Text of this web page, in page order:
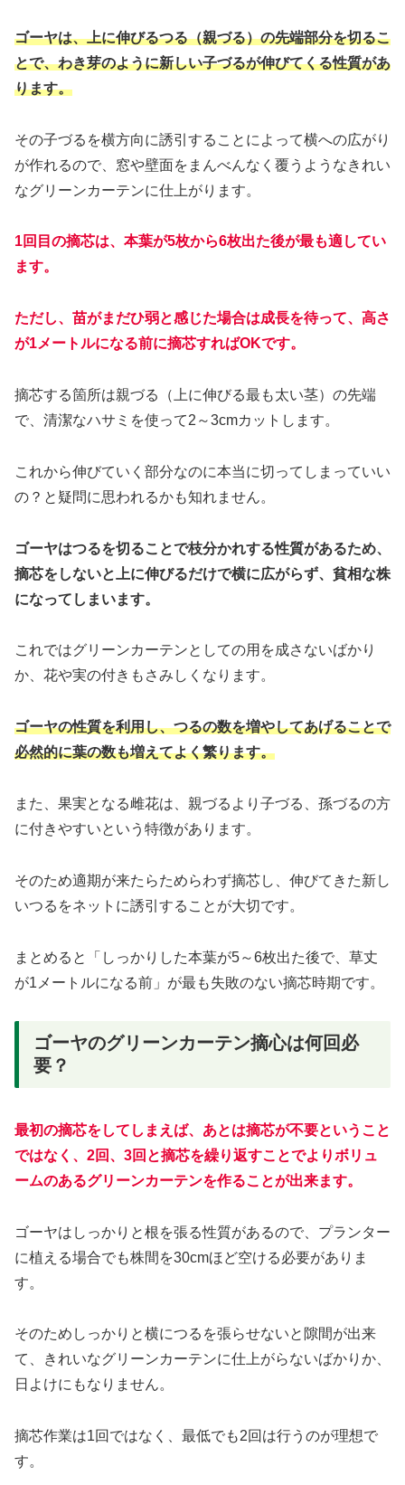
ゴーヤは、上に伸びるつる（親づる）の先端部分を切るこ
とで、わき芽のように新しい子づるが伸びてくる性質があ
ります。
その子づるを横方向に誘引することによって横への広がり
が作れるので、窓や壁面をまんべんなく覆うようなきれい
なグリーンカーテンに仕上がります。
1回目の摘芯は、本葉が5枚から6枚出た後が最も適してい
ます。
ただし、苗がまだひ弱と感じた場合は成長を待って、高さ
が1メートルになる前に摘芯すればOKです。
摘芯する箇所は親づる（上に伸びる最も太い茎）の先端
で、清潔なハサミを使って2～3cmカットします。
これから伸びていく部分なのに本当に切ってしまっていい
の？と疑問に思われるかも知れません。
ゴーヤはつるを切ることで枝分かれする性質があるため、
摘芯をしないと上に伸びるだけで横に広がらず、貧相な株
になってしまいます。
これではグリーンカーテンとしての用を成さないばかり
か、花や実の付きもさみしくなります。
ゴーヤの性質を利用し、つるの数を増やしてあげることで
必然的に葉の数も増えてよく繁ります。
また、果実となる雌花は、親づるより子づる、孫づるの方
に付きやすいという特徴があります。
そのため適期が来たらためらわず摘芯し、伸びてきた新し
いつるをネットに誘引することが大切です。
まとめると「しっかりした本葉が5～6枚出た後で、草丈
が1メートルになる前」が最も失敗のない摘芯時期です。
ゴーヤのグリーンカーテン摘心は何回必
要？
最初の摘芯をしてしまえば、あとは摘芯が不要ということ
ではなく、2回、3回と摘芯を繰り返すことでよりボリュ
ームのあるグリーンカーテンを作ることが出来ます。
ゴーヤはしっかりと根を張る性質があるので、プランター
に植える場合でも株間を30cmほど空ける必要がありま
す。
そのためしっかりと横につるを張らせないと隙間が出来
て、きれいなグリーンカーテンに仕上がらないばかりか、
日よけにもなりません。
摘芯作業は1回ではなく、最低でも2回は行うのが理想で
す。